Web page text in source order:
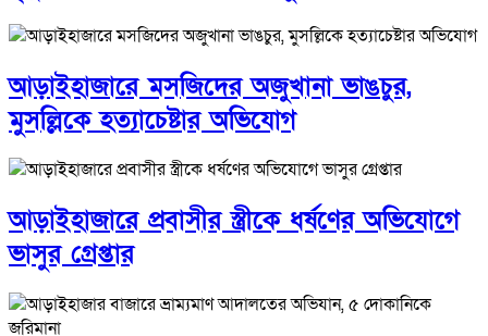
আড়াইহাজারে মস‌জি‌দের অজুখানা ভাঙচুর,
মুসল্লিকে হত্যাচেষ্টার অভিযোগ
আড়াইহাজারে প্রবাসীর স্ত্রীকে ধর্ষণের অভিযোগে
ভাসুর গ্রেপ্তার